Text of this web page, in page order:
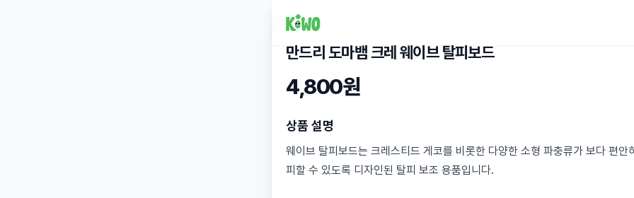
만드리 도마뱀 크레 웨이브 탈피보드
4,800원
상품 설명
웨이브 탈피보드는 크레스티드 게코를 비롯한 다양한 소형 파충류가 보다 편안
피할 수 있도록 디자인된 탈피 보조 용품입니다.